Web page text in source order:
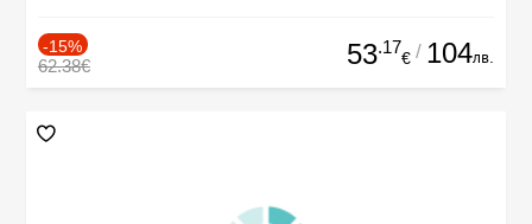
-15%
62.38€ 53.17
€ / 104лв.